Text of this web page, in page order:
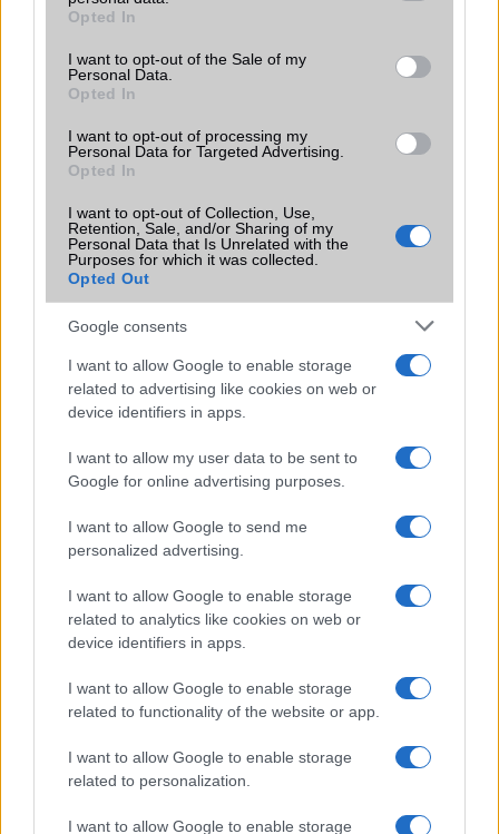
grant or deny consent to Google and its third-party tags to
use your data for below specified purposes in below Google
consent section.
Opted In
I want to opt-out of the Sale of my
Personal Data.
Opted In
I want to opt-out of processing my
Personal Data for Targeted Advertising.
Opted In
I want to opt-out of Collection, Use,
Retention, Sale, and/or Sharing of my
Personal Data that Is Unrelated with the
Purposes for which it was collected.
Opted Out
Google consents
I want to allow Google to enable storage
related to advertising like cookies on web or
device identifiers in apps.
I want to allow my user data to be sent to
Google for online advertising purposes.
I want to allow Google to send me
personalized advertising.
I want to allow Google to enable storage
related to analytics like cookies on web or
device identifiers in apps.
I want to allow Google to enable storage
related to functionality of the website or app.
I want to allow Google to enable storage
related to personalization.
I want to allow Google to enable storage
Motorola
Samsung
Xiaomi
ZTE
Mennyibe kerül
Keressen a telefonboltok ajánlatai között!
TELEFONOK GYORSLISTA
Márka :